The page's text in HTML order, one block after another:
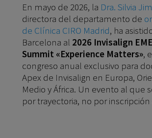
En mayo de 2026, la Dra. Silvia
directora del departamento de
de Clínica CIRO Madrid, ha
Barcelona al 2026 Invisalign
Summit «Experience Matters»,
congreso anual exclusivo para
Apex de Invisalign en Europa,
Medio y África. Un evento al que
por trayectoria, no por inscripción